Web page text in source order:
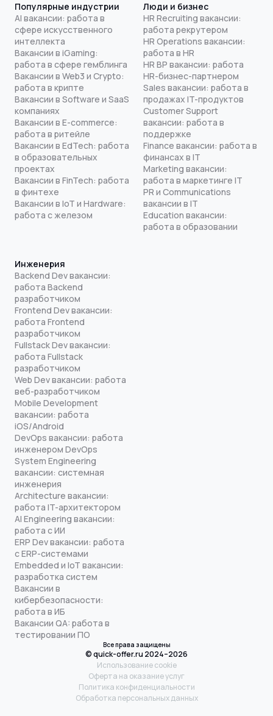
Популярные индустрии
AI вакансии: работа в
сфере искусственного
интеллекта
Вакансии в iGaming:
работа в сфере гемблинга
Вакансии в Web3 и Crypto:
работа в крипте
Вакансии в Software и SaaS
компаниях
Вакансии в E-commerce:
работа в ритейле
Вакансии в EdTech: работа
в образовательных
проектах
Вакансии в FinTech: работа
в финтехе
Вакансии в IoT и Hardware:
работа с железом
Люди и бизнес
HR Recruiting вакансии:
работа рекрутером
HR Operations вакансии:
работа в HR
HR BP вакансии: работа
HR-бизнес-партнером
Sales вакансии: работа в
продажах IT-продуктов
Customer Support
вакансии: работа в
поддержке
Finance вакансии: работа в
финансах в IT
Marketing вакансии:
работа в маркетинге IT
PR и Communications
вакансии в IT
Education вакансии:
работа в образовании
Инженерия
Backend Dev вакансии:
работа Backend
разработчиком
Frontend Dev вакансии:
работа Frontend
разработчиком
Fullstack Dev вакансии:
работа Fullstack
разработчиком
Web Dev вакансии: работа
веб-разработчиком
Mobile Development
вакансии: работа
iOS/Android
DevOps вакансии: работа
инженером DevOps
System Engineering
вакансии: системная
инженерия
Architecture вакансии:
работа IT-архитектором
AI Engineering вакансии:
работа с ИИ
ERP Dev вакансии: работа
с ERP-системами
Embedded и IoT вакансии:
разработка систем
Вакансии в
кибербезопасности:
работа в ИБ
Вакансии QA: работа в
тестировании ПО
Все права защищены
© quick-offer.ru 2024–2026
Использование cookie
Оферта на оказание услуг
Политика конфиденциальности
Обработка персональных данных